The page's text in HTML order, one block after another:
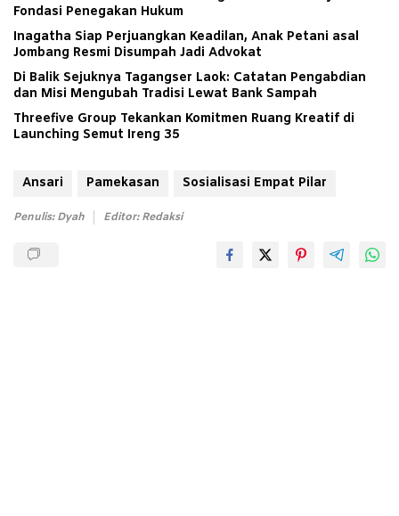
Fondasi Penegakan Hukum
Inagatha Siap Perjuangkan Keadilan, Anak Petani asal
Jombang Resmi Disumpah Jadi Advokat
Di Balik Sejuknya Tagangser Laok: Catatan Pengabdian
dan Misi Mengubah Tradisi Lewat Bank Sampah
Threefive Group Tekankan Komitmen Ruang Kreatif di
Launching Semut Ireng 35
Ansari Pamekasan Sosialisasi Empat Pilar
Penulis: Dyah Editor: Redaksi